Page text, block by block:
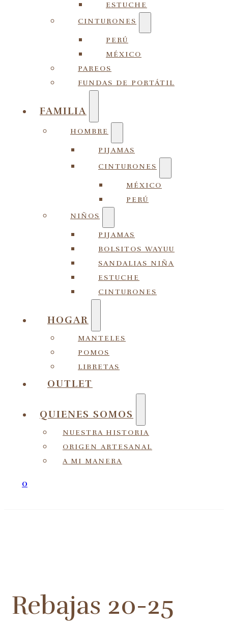
ESTUCHE
CINTURONES
PERÚ
MÉXICO
PAREOS
FUNDAS DE PORTÁTIL
FAMILIA
HOMBRE
PIJAMAS
CINTURONES
MÉXICO
PERÚ
NIÑOS
PIJAMAS
BOLSITOS WAYUU
SANDALIAS NIÑA
ESTUCHE
CINTURONES
HOGAR
MANTELES
POMOS
LIBRETAS
OUTLET
QUIENES SOMOS
NUESTRA HISTORIA
ORIGEN ARTESANAL
A MI MANERA
0
Rebajas 20-25